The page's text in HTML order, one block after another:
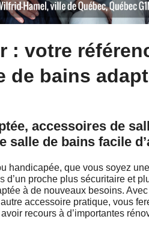
: votre
de bains
accessoires de
salle de bains facile
handicapée, que vous soyez
d’un proche plus sécuritaire et
à de nouveaux besoins.
accessoire pratique, vous
recours à d’importantes